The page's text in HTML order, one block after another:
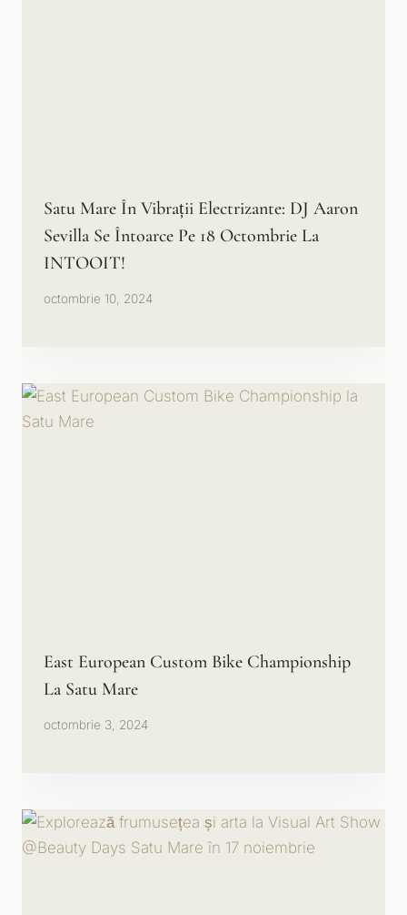
Satu Mare În Vibrații Electrizante: DJ Aaron
Sevilla Se Întoarce Pe 18 Octombrie La
INTOOIT!
octombrie 10, 2024
East European Custom Bike Championship
La Satu Mare
octombrie 3, 2024